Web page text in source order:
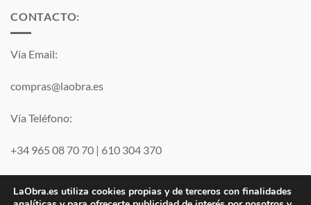
CONTACTO:
Vía Email:
compras@laobra.es
Vía Teléfono:
+34 965 08 70 70 | 610 304 370
LaObra.es utiliza cookies propias y de terceros con finalidades